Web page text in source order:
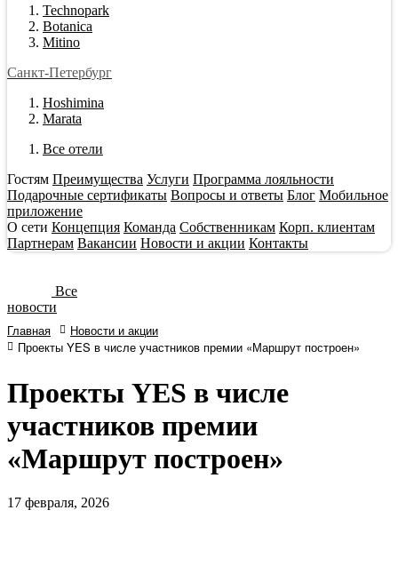
Technopark
Botanica
Mitino
Санкт-Петербург
Hoshimina
Marata
Все отели
Гостям Преимущества Услуги Программа лояльности
Подарочные сертификаты Вопросы и ответы Блог Мобильное
приложение
О сети Концепция Команда Собственникам Корп. клиентам
Партнерам Вакансии Новости и акции Контакты
Все
новости
Главная
Новости и акции
Проекты YES в числе участников премии «Маршрут построен»
Проекты YES в числе
участников премии
«Маршрут построен»
17 февраля, 2026